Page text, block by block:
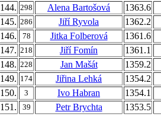
144. 298 Alena Bartošová
1363.6
145. 286 Jiří Ryvola
1362.2
146.
78 Jitka Folberová
1361.6
147. 218 Jiří Fomín
1361.1
148. 228 Jan Mašát
1359.2
149. 174 Jiřina Lehká
1354.2
150.
3 Ivo Habran
1354.1
151.
39 Petr Brychta
1353.5